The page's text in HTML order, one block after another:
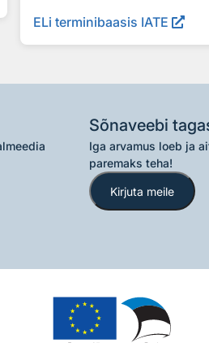
ELi terminibaasis IATE
Sõnaveebi
Iga arvamus loeb ja
paremaks teha!
Kirjuta meile